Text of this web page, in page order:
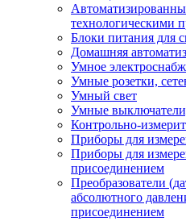
технологическими
Блоки питания для
Домашняя
Умное
Умные розетки,
Умный свет
Умные
Контрольно-
Приборы для
Приборы для
присоединением
Преобразователи
абсолютного
присоединением